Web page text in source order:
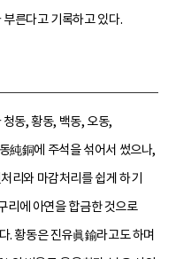
른다고 기록하고 있다.
동, 황동, 백동, 오동,
純銅에 주석을 섞어서 썼으나,
리와 마감처리를 쉽게 하기
리에 아연을 합금한 것으로
. 황동은 진유眞鍮라고도 하며